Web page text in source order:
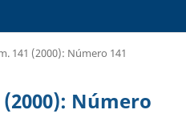
141 (2000): Número 141
Número